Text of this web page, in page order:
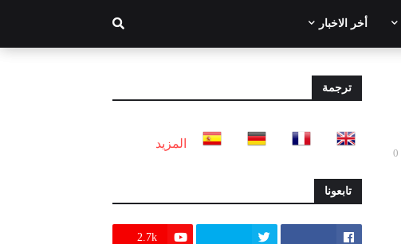
أخر الاخبار
0
ترجمة
المزيد
تابعونا
2.7k